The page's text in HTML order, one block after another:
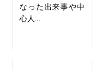
なった出来事や中
心人...